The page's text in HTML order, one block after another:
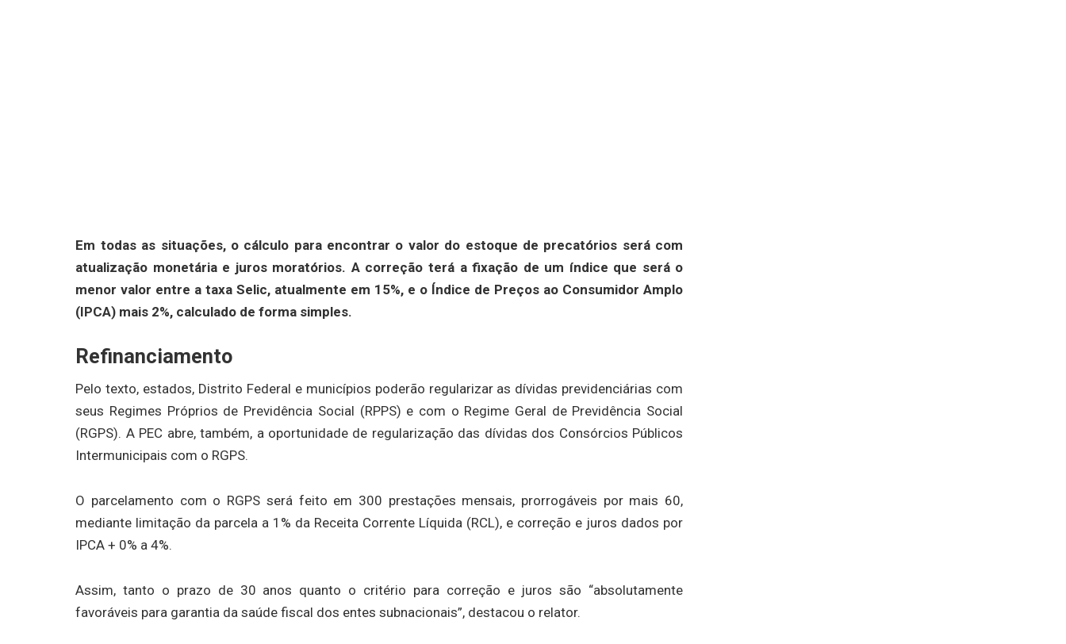
Em todas as situações, o cálculo para encontrar o valor do estoque de precatórios será com
atualização monetária e juros moratórios. A correção terá a fixação de um índice que será o
menor valor entre a taxa Selic, atualmente em 15%, e o Índice de Preços ao Consumidor Amplo
(IPCA) mais 2%, calculado de forma simples.
Refinanciamento
Pelo texto, estados, Distrito Federal e municípios poderão regularizar as dívidas previdenciárias com
seus Regimes Próprios de Previdência Social (RPPS) e com o Regime Geral de Previdência Social
(RGPS). A PEC abre, também, a oportunidade de regularização das dívidas dos Consórcios Públicos
Intermunicipais com o RGPS.
O parcelamento com o RGPS será feito em 300 prestações mensais, prorrogáveis por mais 60,
mediante limitação da parcela a 1% da Receita Corrente Líquida (RCL), e correção e juros dados por
IPCA + 0% a 4%.
Assim, tanto o prazo de 30 anos quanto o critério para correção e juros são “absolutamente
favoráveis para garantia da saúde fiscal dos entes subnacionais”, destacou o relator.